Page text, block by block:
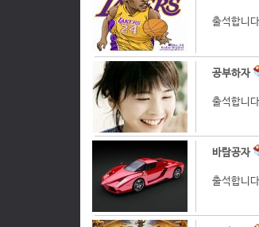
출석합니
공부하자
출석합니
바람공자
출석합니